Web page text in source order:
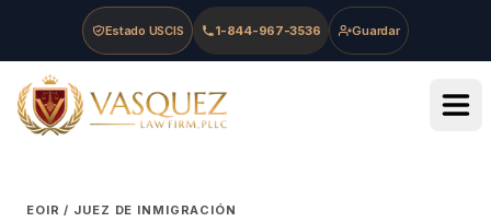
Skip to main content
Skip to navigation
Skip to footer
Estado USCIS 1-844-967-3536 Guardar
Vasquez Law Firm - Home
EOIR / JUEZ DE INMIGRACIÓN